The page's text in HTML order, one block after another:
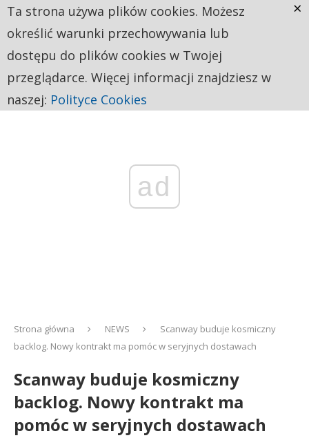
ad
Strona główna NEWS
Scanway buduje kosmiczny
backlog. Nowy kontrakt ma pomóc w seryjnych dostawach
Scanway buduje kosmiczny
backlog. Nowy kontrakt ma
pomóc w seryjnych dostawach
Ta strona używa plików cookies. Możesz
określić warunki przechowywania lub
dostępu do plików cookies w Twojej
przeglądarce. Więcej informacji znajdziesz w
naszej: Polityce Cookies
×